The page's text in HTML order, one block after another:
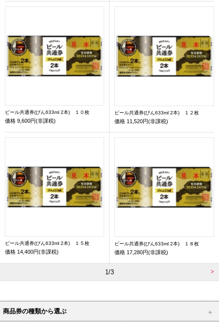
ビール共通券(びん633ml 2本) １０枚
価格 9,600円(非課税)
ビール共通券(びん633ml 2本) １２枚
価格 11,520円(非課税)
ビール共通券(びん633ml 2本) １５枚
価格 14,400円(非課税)
ビール共通券(びん633ml 2本) １８枚
価格 17,280円(非課税)
1/3
商品券の種類から選ぶ